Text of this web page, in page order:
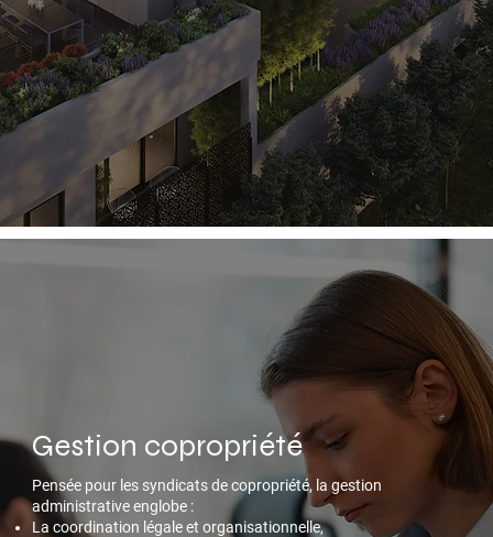
Gestion copropriété
Pensée pour les syndicats de copropriété, la gestion
administrative englobe :
La coordination légale et organisationnelle,